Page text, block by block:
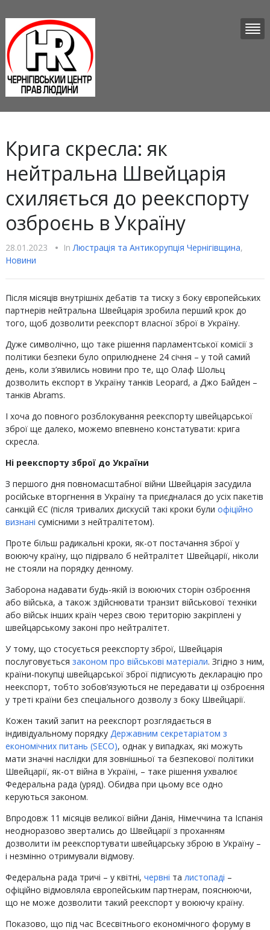
Крига скресла: як
нейтральна Швейцарія
схиляється до реекспорту
озброєнь в Україну
28.01.2023 • InЛюстрацiя та Антикорупцiя Чернігівщина,
Новини
Після місяців внутрішніх дебатів та тиску з боку європейських
партнерів нейтральна Швейцарія зробила перший крок до
того, щоб дозволити реекспорт власної зброї в Україну.
Дуже символічно, що таке рішення парламентської комісії з
політики безпеки було оприлюднене 24 січня – у той самий
день, коли з’явились новини про те, що Олаф Шольц
дозволить експорт в Україну танків Leopard, а Джо Байден –
танків Abrams.
І хоча до повного розблокування реекспорту швейцарської
зброї ще далеко, можемо впевнено констатувати: крига
скресла.
Ні реекспорту зброї до України
З першого дня повномасштабної війни Швейцарія засудила
російське вторгнення в Україну та приєдналася до усіх пакетів
санкцій ЄС (після тривалих дискусій такі кроки були офіційно
визнані сумісними з нейтралітетом).
Проте більш радикальні кроки, як-от постачання зброї у
воюючу країну, що підірвало б нейтралітет Швейцарії, ніколи
не стояли на порядку денному.
Заборона надавати будь-якій із воюючих сторін озброєння
або війська, а також здійснювати транзит військової техніки
або військ інших країн через свою територію закріплені у
швейцарському законі про нейтралітет.
У тому, що стосується реекспорту зброї, Швейцарія
послуговується законом про військові матеріали. Згідно з ним,
країни-покупці швейцарської зброї підписують декларацію про
неекспорт, тобто зобов’язуються не передавати ці озброєння
у треті країни без спеціального дозволу з боку Швейцарії.
Кожен такий запит на реекспорт розглядається в
індивідуальному порядку Державним секретаріатом з
економічних питань (SECO), однак у випадках, які можуть
мати значні наслідки для зовнішньої та безпекової політики
Швейцарії, як-от війна в Україні, – таке рішення ухвалює
Федеральна рада (уряд). Обидва при цьому все одно
керуються законом.
Впродовж 11 місяців великої війни Данія, Німеччина та Іспанія
неодноразово звертались до Швейцарії з проханням
дозволити їм реекспортувати швейцарську зброю в Україну –
і незмінно отримували відмову.
Федеральна рада тричі – у квітні, червні та листопаді –
офіційно відмовляла європейським партнерам, пояснюючи,
що не може дозволити такий реекспорт у воюючу країну.
Показово, що під час Всесвітнього економічного форуму в